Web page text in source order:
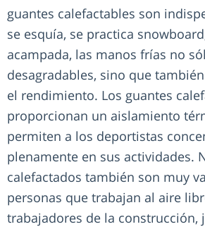
guantes calefactables son
se esquía, se practica
acampada, las manos frías no
desagradables, sino que
el rendimiento. Los guantes
proporcionan un aislamiento
permiten a los deportistas
plenamente en sus actividades.
calefactados también son muy
personas que trabajan al aire
trabajadores de la construcción,